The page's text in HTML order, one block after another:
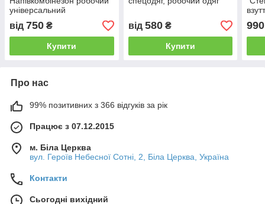
універсальний
від 750 ₴
Купити
від 580₴
Купити
990
Про нас
99% позитивних з 366 відгуків за рік
Працює з 07.12.2015
м. Біла Церква
вул. Героїв Небесної Сотні, 2, Біла Церква, Україна
Контакти
Сьогодні вихідний